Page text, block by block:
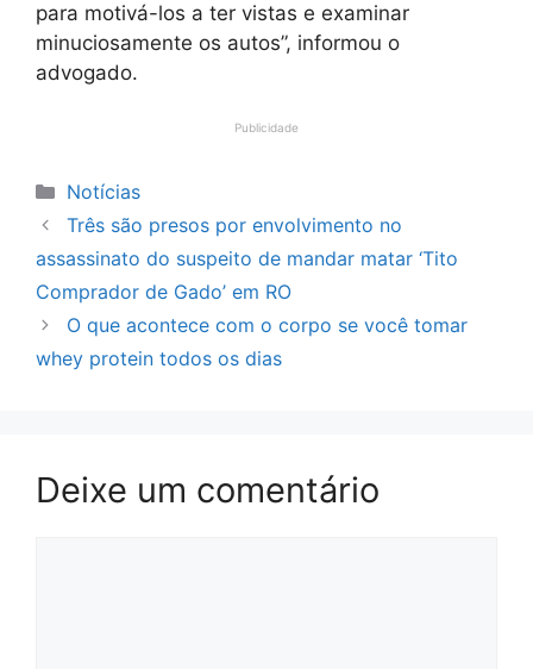
para motivá-los a ter vistas e examinar
minuciosamente os autos”, informou o
advogado.
Publicidade
Categorias
Notícias
Três são presos por envolvimento no
assassinato do suspeito de mandar matar ‘Tito
Comprador de Gado’ em RO
O que acontece com o corpo se você tomar
whey protein todos os dias
Deixe um comentário